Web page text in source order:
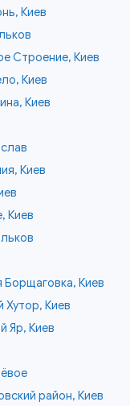
Киев
Строение, Киев
Киев
Киев
Киев
Киев
Киев
Хутор, Киев
Яр, Киев
район, Киев